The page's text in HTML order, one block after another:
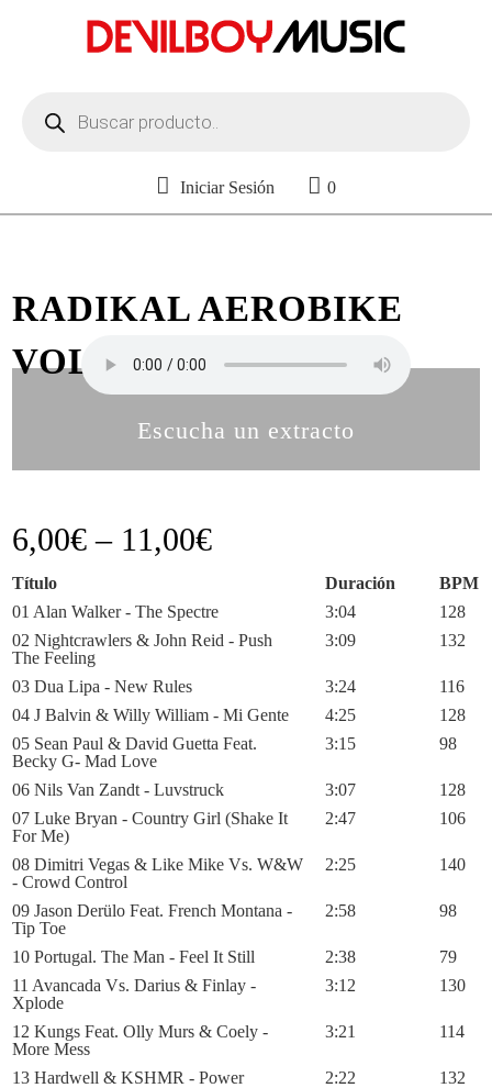
productos
Iniciar Sesión 0
RADIKAL AEROBIKE
VOL. 43
Escucha un extracto
6,00€ – 11,00€
Título Duración
BPM
01 Alan Walker - The Spectre
3:04
128
02 Nightcrawlers & John Reid - Push
The Feeling
3:09 132
03 Dua Lipa - New Rules 3:24
116
04 J Balvin & Willy William - Mi Gente
4:25
128
05 Sean Paul & David Guetta Feat.
Becky G- Mad Love
3:15 98
06 Nils Van Zandt - Luvstruck 3:07
128
07 Luke Bryan - Country Girl (Shake It
For Me)
2:47 106
08 Dimitri Vegas & Like Mike Vs. W&W
- Crowd Control
2:25 140
09 Jason Derülo Feat. French Montana -
Tip Toe
2:58 98
10 Portugal. The Man - Feel It Still 2:38
79
11 Avancada Vs. Darius & Finlay -
Xplode
3:12 130
12 Kungs Feat. Olly Murs & Coely -
More Mess
3:21 114
13 Hardwell & KSHMR - Power 2:22
132